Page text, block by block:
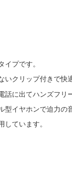
プです。
クリップ付きで快
に出てハンズフリ
イヤホンで迫力の
ています。